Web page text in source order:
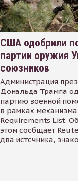
США одобрили
партии оружия
союзников
Администрация
Дональда Трампа
партию военной
в рамках
Requirements List. Об
этом сообщает
два источника,